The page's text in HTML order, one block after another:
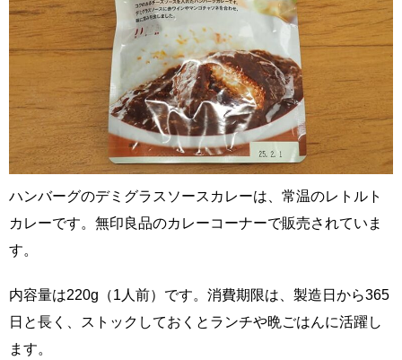
ハンバーグのデミグラスソースカレーは、常温のレトルト
カレーです。無印良品のカレーコーナーで販売されていま
す。
内容量は220g（1人前）です。消費期限は、製造日から365
日と長く、ストックしておくとランチや晩ごはんに活躍し
ます。